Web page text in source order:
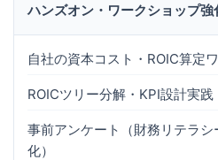
ハンズオン・ワークショップ強
自社の資本コスト・ROIC算定
ROICツリー分解・KPI設計実践
事前アンケート（財務リテラシ
化）